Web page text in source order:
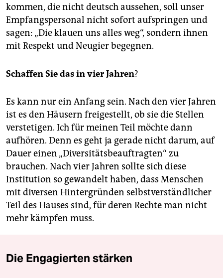
kommen, die nicht deutsch aussehen, soll unser
Empfangspersonal nicht sofort aufspringen und
sagen: „Die klauen uns alles weg“, sondern ihnen
mit Respekt und Neugier begegnen.
Schaffen Sie das in vier Jahren?
Es kann nur ein Anfang sein. Nach den vier Jahren
ist es den Häusern freigestellt, ob sie die Stellen
verstetigen. Ich für meinen Teil möchte dann
aufhören. Denn es geht ja gerade nicht darum, auf
Dauer einen „Diversitätsbeauftragten“ zu
brauchen. Nach vier Jahren sollte sich diese
Institution so gewandelt haben, dass Menschen
mit diversen Hintergründen selbstverständlicher
Teil des Hauses sind, für deren Rechte man nicht
mehr kämpfen muss.
Die Engagierten stärken